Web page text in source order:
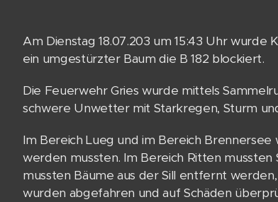
Am Dienstag 18.07.203 um 15:43 Uhr
ein umgestürzter Baum die B 182 blockiert.
Die Feuerwehr Gries wurde mittels
schwere Unwetter mit Starkregen, Sturm
Im Bereich Lueg und im Bereich
werden mussten. Im Bereich Ritten
mussten Bäume aus der Sill entfernt
wurden abgefahren und auf Schäden